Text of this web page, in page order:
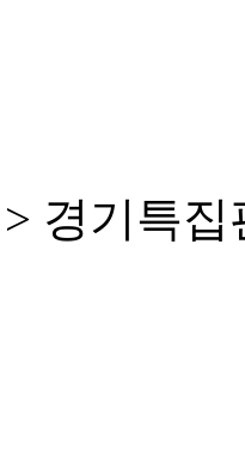
> 경기특집